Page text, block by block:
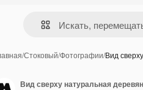
/Стоковый/Фотографии/Вид
Вид сверху натуральная